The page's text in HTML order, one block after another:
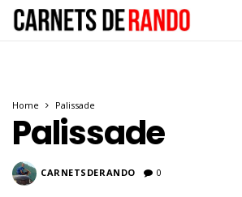
Home Palissade
Palissade
CARNETSDERANDO 0